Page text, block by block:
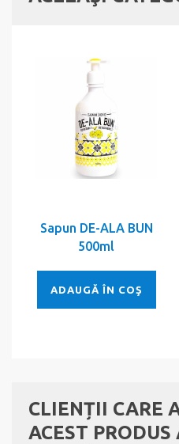
Sapun DE-ALA BUN
500ml
ADAUGĂ ÎN COŞ
CLIENȚII CARE
ACEST